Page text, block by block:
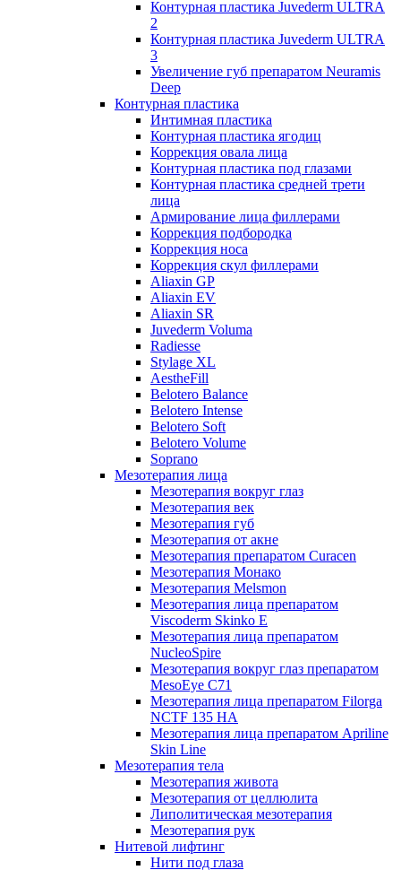
Контурная пластика Juvederm ULTRA
2
Контурная пластика Juvederm ULTRA
3
Увеличение губ препаратом Neuramis
Deep
Контурная пластика
Интимная пластика
Контурная пластика ягодиц
Коррекция овала лица
Контурная пластика под глазами
Контурная пластика средней трети
лица
Армирование лица филлерами
Коррекция подбородка
Коррекция носа
Коррекция скул филлерами
Aliaxin GP
Aliaxin EV
Aliaxin SR
Juvederm Voluma
Radiesse
Stylage XL
AestheFill
Belotero Balance
Belotero Intense
Belotero Soft
Belotero Volume
Soprano
Мезотерапия лица
Мезотерапия вокруг глаз
Мезотерапия век
Мезотерапия губ
Мезотерапия от акне
Мезотерапия препаратом Curacen
Мезотерапия Монако
Мезотерапия Melsmon
Мезотерапия лица препаратом
Viscoderm Skinko E
Мезотерапия лица препаратом
NucleoSpire
Мезотерапия вокруг глаз препаратом
MesoEye С71
Мезотерапия лица препаратом Filorga
NCTF 135 HA
Мезотерапия лица препаратом Apriline
Skin Line
Мезотерапия тела
Мезотерапия живота
Мезотерапия от целлюлита
Липолитическая мезотерапия
Мезотерапия рук
Нитевой лифтинг
Нити под глаза